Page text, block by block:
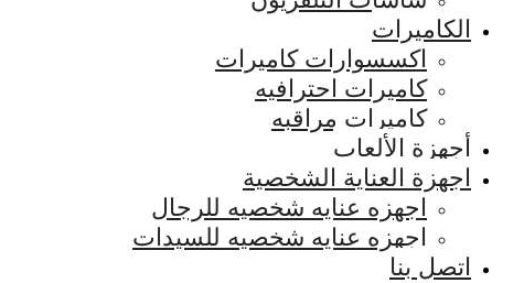
الكاميرات
اكسسوارات كاميرات
كاميرات احترافيه
كاميرات مراقبه
أجهزة الألعاب
اجهزة العناية الشخصية
اجهزه عنايه شخصيه للرجال
اجهزه عنايه شخصيه للسيدات
اتصل بنا